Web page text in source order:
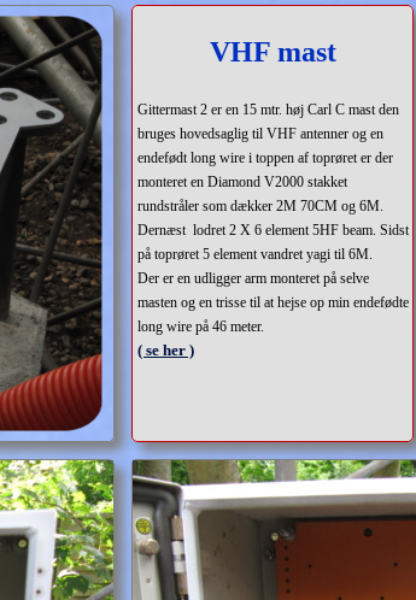
VHF mast
Gittermast 2 er en 15 mtr. høj Carl C mast den
bruges hovedsaglig til VHF antenner og en
endefødt long wire i toppen af toprøret er der
monteret en Diamond V2000 stakket
rundstråler som dækker 2M 70CM og 6M.
Dernæst lodret 2 X 6 element 5HF beam. Sidst
på toprøret 5 element vandret yagi til 6M.
Der er en udligger arm monteret på selve
masten og en trisse til at hejse op min endefødte
long wire på 46 meter.
( se her )